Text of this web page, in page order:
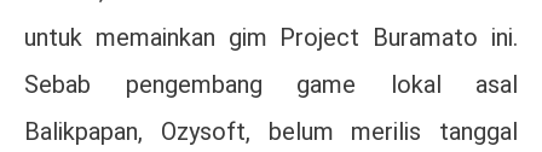
untuk memainkan gim Project Buramato ini.
Sebab pengembang game lokal asal
Balikpapan, Ozysoft, belum merilis tanggal